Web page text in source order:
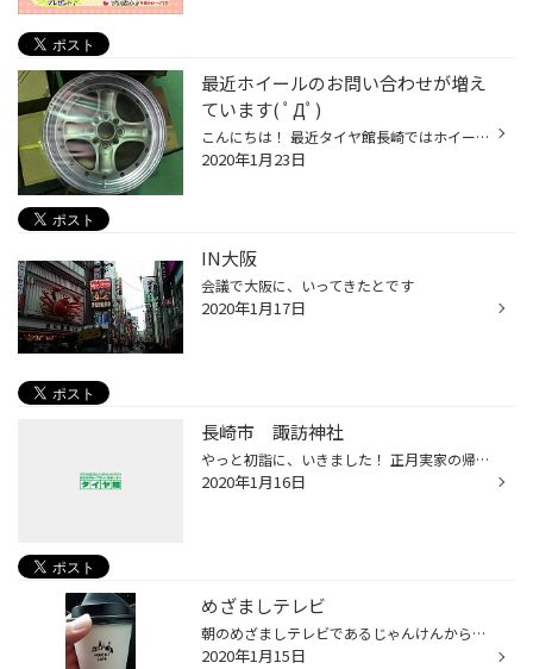
最近ホイールのお問い合わせが増え
ています( ﾟДﾟ)
こんにちは！ 最近タイヤ館長崎ではホイールの商談が増えています!(^^)! 先日三村スタッフが商談し、お客様に購入頂きましたWORKのエクイップ！ 渋くてかっこいいですね！( *´艸｀) 足回りの交換も同時に予定しいますので完成が楽しみです！ そして店頭にて即付可能なホイールで新商品も入荷しまし...
2020年1月23日
IN大阪
会議で大阪に、いってきたとです
2020年1月17日
長崎市 諏訪神社
やっと初詣に、いきました！ 正月実家の帰りに雲仙市の橘神社によろうと思いましたが、人が多すぎてスルー(´Д｀) 改めて諏訪神社へ始めて(^_^) まだ正月感があり人もぼちぼち詣りにこられてました♪ 気持ちがリフレッシュできますね♪
2020年1月16日
めざましテレビ
朝のめざましテレビであるじゃんけんからの抽選♪ 今は２回挑戦であたると、、 始めてあたりましたー！ しかも、マチカフェうまいですね(^_^)
2020年1月15日